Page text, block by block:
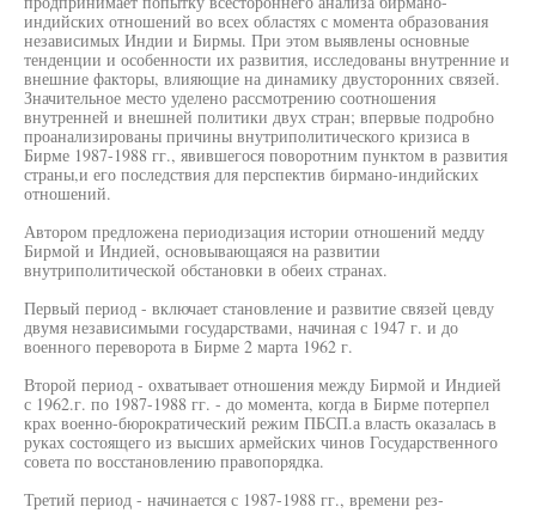
индийских отношений во всех областях с момента образования
независимых Индии и Бирмы. При этом выявлены основные
тенденции и особенности их развития, исследованы внутренние и
внешние факторы, влияющие на динамику двусторонних связей.
Значительное место уделено рассмотрению соотношения
внутренней и внешней политики двух стран; впервые подробно
проанализированы причины внутриполитического кризиса в
Бирме 1987-1988 гг., явившегося поворотним пунктом в развития
страны,и его последствия для перспектив бирмано-индийских
отношений.
Автором предложена периодизация истории отношений медду
Бирмой и Индией, основывающаяся на развитии
внутриполитической обстановки в обеих странах.
Первый период - включает становление и развитие связей цевду
двумя независимыми государствами, начиная с 1947 г. и до
военного переворота в Бирме 2 марта 1962 г.
Второй период - охватывает отношения между Бирмой и Индией
с 1962.г. по 1987-1988 гг. - до момента, когда в Бирме потерпел
крах военно-бюрократический режим ПБСП.а власть оказалась в
руках состоящего из высших армейских чинов Государственного
совета по восстановлению правопорядка.
Третий период - начинается с 1987-1988 гг., времени рез-